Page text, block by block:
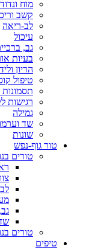
מוח
קשב
לב-ריאה
עיכול
גב,
בעיות
הריון
טיפול
תסמונות
רגישות
גמילה
שד
שונות
טור גוף-נפש
טורים
טורים
טיפים